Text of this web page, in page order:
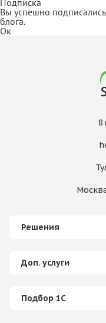
Подписка
Вы успешно
блога.
Ок
8
Решения
Доп. услуги
Подбор 1С